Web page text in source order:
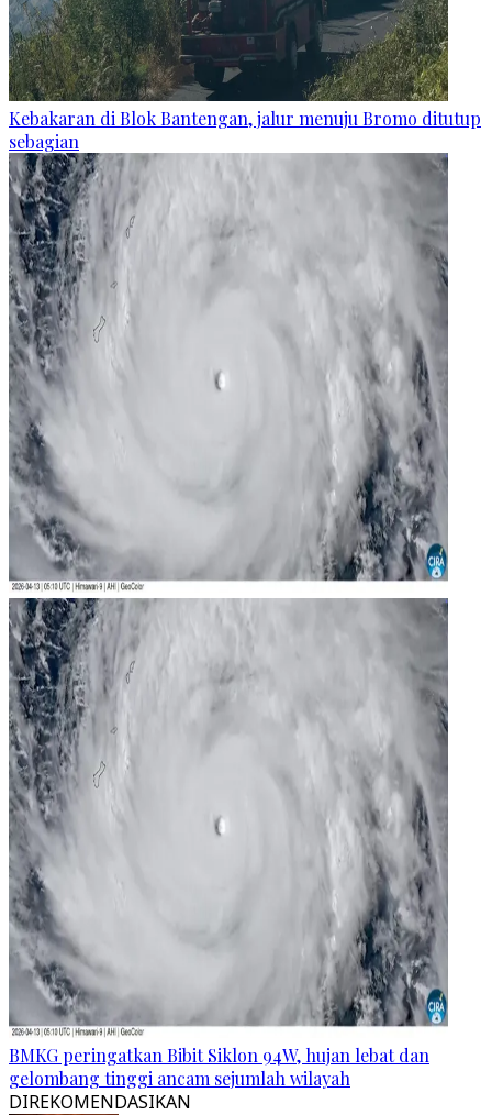
Kebakaran di Blok Bantengan, jalur menuju Bromo ditutup
sebagian
BMKG peringatkan Bibit Siklon 94W, hujan lebat dan
gelombang tinggi ancam sejumlah wilayah
DIREKOMENDASIKAN